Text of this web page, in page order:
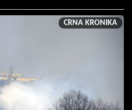
CRNA KRONIKA